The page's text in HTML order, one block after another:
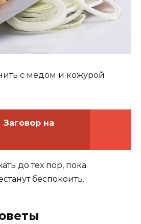
с медом и кожурой
Заговор на
до тех пор, пока
беспокоить.